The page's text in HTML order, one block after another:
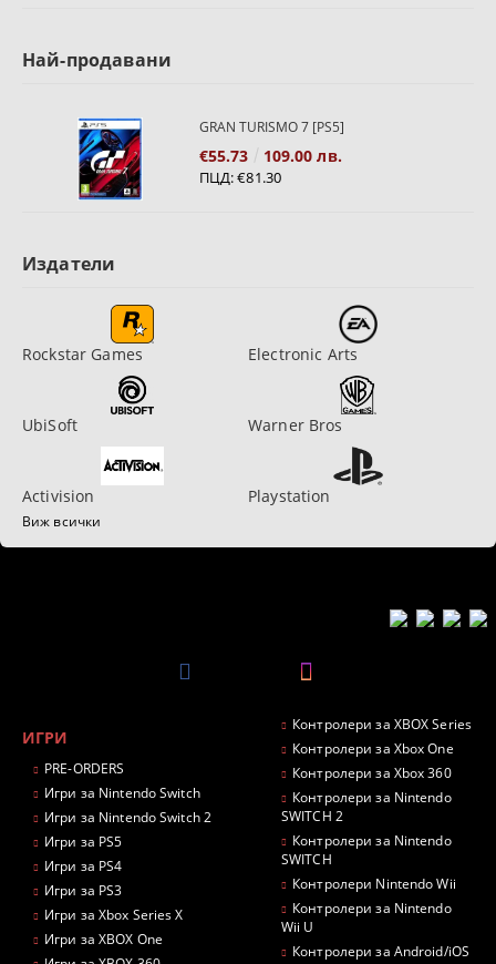
Най-продавани
GRAN TURISMO 7 [PS5]
€55.73 109.00 лв.
ПЦД:€81.30
Издатели
Rockstar Games Electronic Arts
UbiSoft Warner Bros
Activision Playstation
Виж всички
ИГРИ
PRE-ORDERS
Игри за Nintendo Switch
Игри за Nintendo Switch 2
Игри за PS5
Игри за PS4
Игри за PS3
Игри за Xbox Series X
Игри за XBOX One
Контролери за XBOX Series
Контролери за Xbox One
Контролери за Xbox 360
Контролери за Nintendo
SWITCH 2
Контролери за Nintendo
SWITCH
Контролери Nintendo Wii
Контролери за Nintendo
Wii U
Контролери за Android/iOS